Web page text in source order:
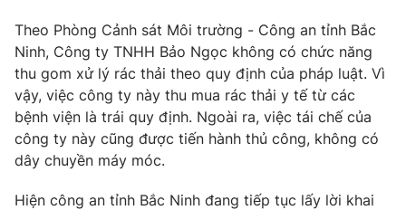
Tư vấn
Chuyên mục khác
Emagazine Podcast
Photo Infographic
Theo Phòng Cảnh sát Môi trường - Công an tỉnh Bắc
Ninh, Công ty TNHH Bảo Ngọc không có chức năng
thu gom xử lý rác thải theo quy định của pháp luật. Vì
vậy, việc công ty này thu mua rác thải y tế từ các
bệnh viện là trái quy định. Ngoài ra, việc tái chế của
công ty này cũng được tiến hành thủ công, không có
dây chuyền máy móc.
Hiện công an tỉnh Bắc Ninh đang tiếp tục lấy lời khai